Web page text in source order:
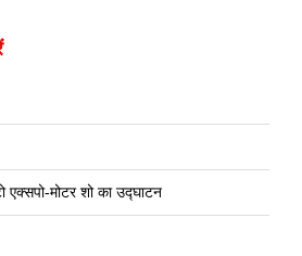
एक्सपो-मोटर शो का उद्घाटन